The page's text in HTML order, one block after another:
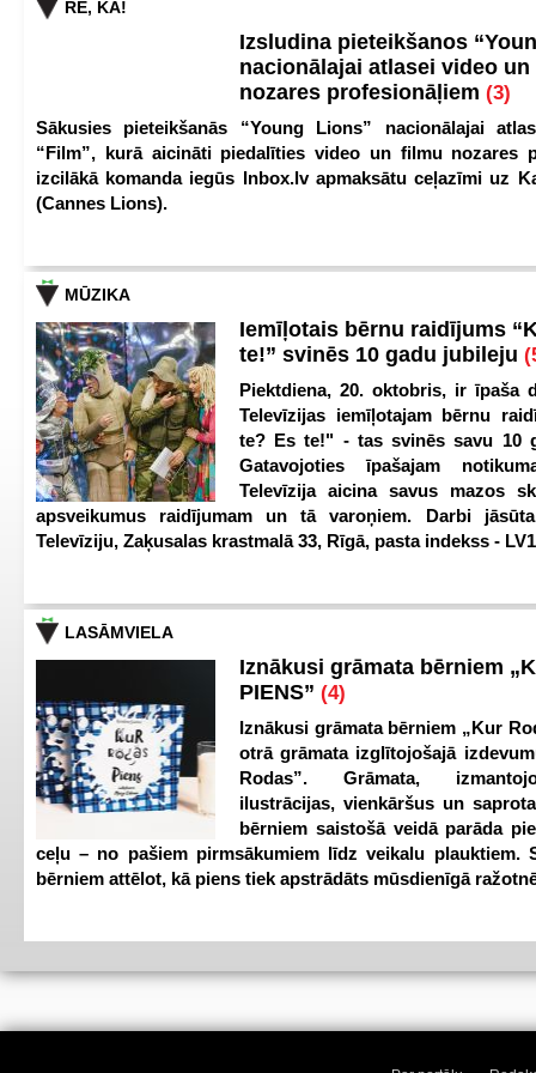
RE, KĀ!
Izsludina pieteikšanos
nacionālajai atlasei video
nozares profesionāļiem (3)
Sākusies pieteikšanās “Young Lions” nacionālajai
“Film”, kurā aicināti piedalīties video un filmu nozares
izcilākā komanda iegūs Inbox.lv apmaksātu ceļazīmi uz
(Cannes Lions).
MŪZIKA
Iemīļotais bērnu raidījums
te!” svinēs 10 gadu jubileju
Piektdiena, 20. oktobris, ir īpaša
Televīzijas iemīļotajam bērnu
te? Es te!" - tas svinēs savu 10
Gatavojoties īpašajam
Televīzija aicina savus mazos
apsveikumus raidījumam un tā varoņiem. Darbi
Televīziju, Zaķusalas krastmalā 33, Rīgā, pasta indekss -
LASĀMVIELA
Iznākusi grāmata bērniem
PIENS” (4)
Iznākusi grāmata bērniem „Kur
otrā grāmata izglītojošajā
Rodas”. Grāmata,
ilustrācijas, vienkāršus un
bērniem saistošā veidā parāda
ceļu – no pašiem pirmsākumiem līdz veikalu plauktiem.
bērniem attēlot, kā piens tiek apstrādāts mūsdienīgā